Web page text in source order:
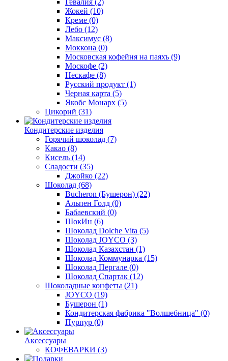
Жокей (10)
Креме (0)
Лебо (12)
Максимус (8)
Моккона (0)
Московская кофейня на паяхъ (9)
Москофе (2)
Нескафе (8)
Русский продукт (1)
Черная карта (5)
Якобс Монарх (5)
Цикорий (31)
Кондитерские изделия
Горячий шоколад (7)
Какао (8)
Кисель (14)
Сладости (35)
Джойко (22)
Шоколад (68)
Bucheron (Бушерон) (22)
Альпен Голд (0)
Бабаевский (0)
ШокИн (6)
Шоколад Dolche Vita (5)
Шоколад JOYCO (3)
Шоколад Казахстан (1)
Шоколад Коммунарка (15)
Шоколад Пергале (0)
Шоколад Спартак (12)
Шоколадные конфеты (21)
JOYCO (19)
Бушерон (1)
Кондитерская фабрика "Волшебница" (0)
Пурпур (0)
Аксессуары
КОФЕВАРКИ (3)